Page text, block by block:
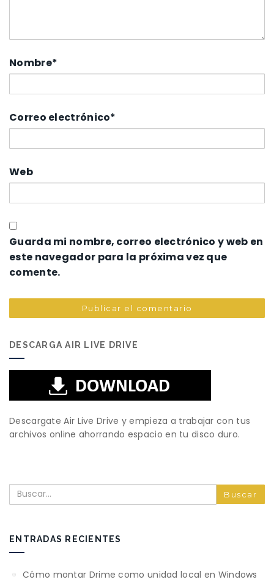
Nombre*
Correo electrónico*
Web
Guarda mi nombre, correo electrónico y web en
este navegador para la próxima vez que
comente.
DESCARGA AIR LIVE DRIVE
Descargate Air Live Drive y empieza a trabajar con tus
archivos online ahorrando espacio en tu disco duro.
Buscar
ENTRADAS RECIENTES
Cómo montar Drime como unidad local en Windows